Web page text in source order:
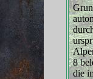
8
die